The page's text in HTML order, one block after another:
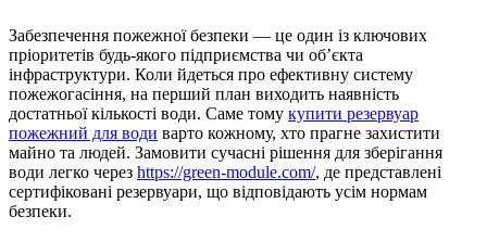
Забезпечення пожежної безпеки — це один із ключових
пріоритетів будь-якого підприємства чи об’єкта
інфраструктури. Коли йдеться про ефективну систему
пожежогасіння, на перший план виходить наявність
достатньої кількості води. Саме тому купити резервуар
пожежний для води варто кожному, хто прагне захистити
майно та людей. Замовити сучасні рішення для зберігання
води легко через https://green-module.com/, де представлені
сертифіковані резервуари, що відповідають усім нормам
безпеки.